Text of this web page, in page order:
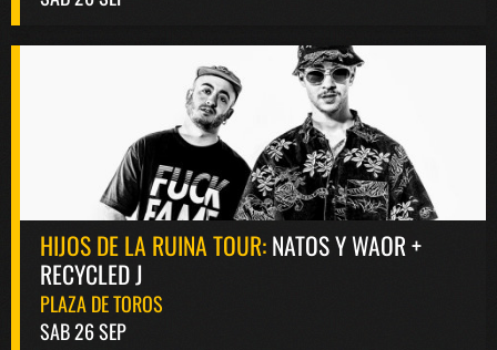
HIJOS DE LA RUINA TOUR:NATOS Y WAOR +
RECYCLED J
PLAZA DE TOROS
SAB 26 SEP